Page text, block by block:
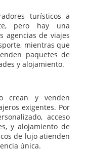
turísticos a
pero hay una
agencias de viajes
mientras que
paquetes de
y alojamiento.
crean y venden
exigentes. Por
acceso
y alojamiento de
de lujo atienden
única.